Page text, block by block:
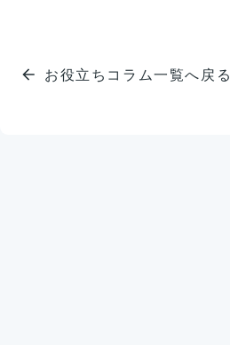
お役立ちコラム一覧へ戻る